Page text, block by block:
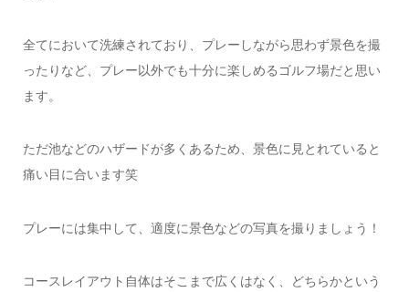
全てにおいて洗練されており、プレーしながら思わず景色を撮
ったりなど、プレー以外でも十分に楽しめるゴルフ場だと思い
ます。
ただ池などのハザードが多くあるため、景色に見とれていると
痛い目に合います笑
プレーには集中して、適度に景色などの写真を撮りましょう！
コースレイアウト自体はそこまで広くはなく、どちらかという